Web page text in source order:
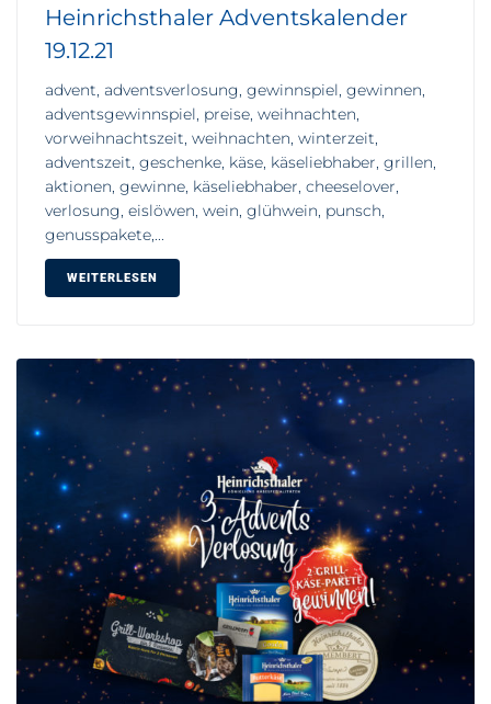
Heinrichsthaler Adventskalender
19.12.21
advent, adventsverlosung, gewinnspiel, gewinnen,
adventsgewinnspiel, preise, weihnachten,
vorweihnachtszeit, weihnachten, winterzeit,
adventszeit, geschenke, käse, käseliebhaber, grillen,
aktionen, gewinne, käseliebhaber, cheeselover,
verlosung, eislöwen, wein, glühwein, punsch,
genusspakete,...
WEITERLESEN